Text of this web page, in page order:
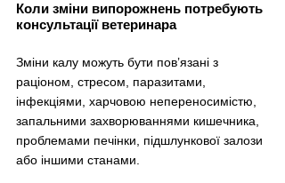
Коли зміни випорожнень потребують
консультації ветеринара
Зміни калу можуть бути пов’язані з
раціоном, стресом, паразитами,
інфекціями, харчовою непереносимістю,
запальними захворюваннями кишечника,
проблемами печінки, підшлункової залози
або іншими станами.